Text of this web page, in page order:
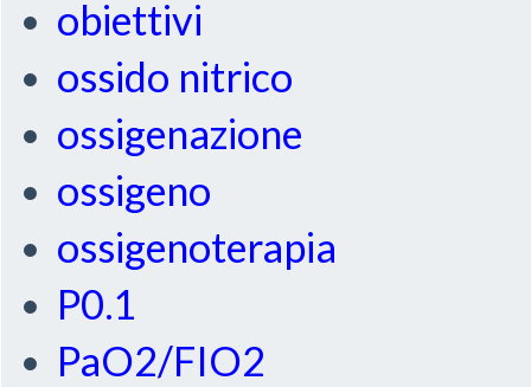
obiettivi
ossido nitrico
ossigenazione
ossigeno
ossigenoterapia
P0.1
PaO2/FIO2